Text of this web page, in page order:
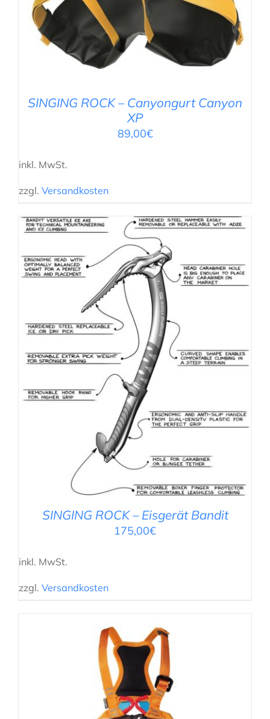
SINGING ROCK – Canyongurt Canyon
XP
89,00€
inkl. MwSt.
zzgl. Versandkosten
AUSFÜHRUNG WÄHLEN DETAILS
SINGING ROCK – Eisgerät Bandit
175,00€
inkl. MwSt.
zzgl. Versandkosten